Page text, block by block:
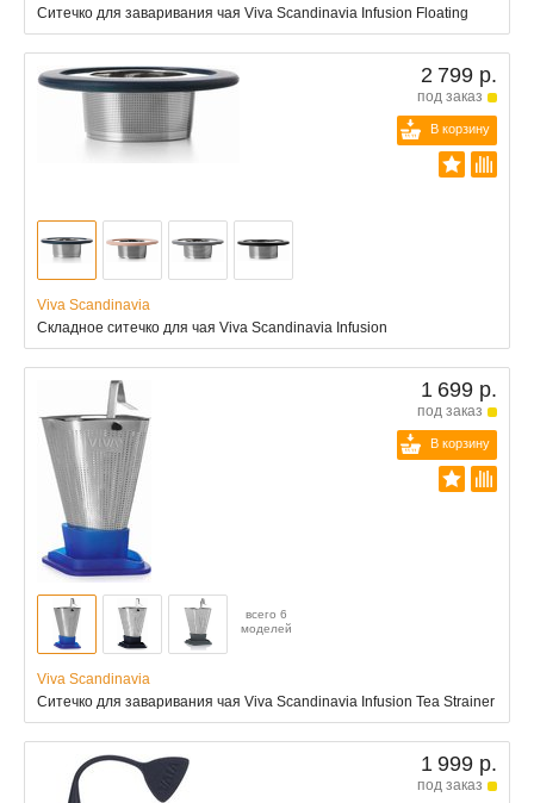
Ситечко для заваривания чая Viva Scandinavia Infusion Floating
2 799 р.
под заказ
В корзину
Viva Scandinavia
Складное ситечко для чая Viva Scandinavia Infusion
1 699 р.
под заказ
В корзину
всего 6
моделей
Viva Scandinavia
Ситечко для заваривания чая Viva Scandinavia Infusion Tea Strainer
1 999 р.
под заказ